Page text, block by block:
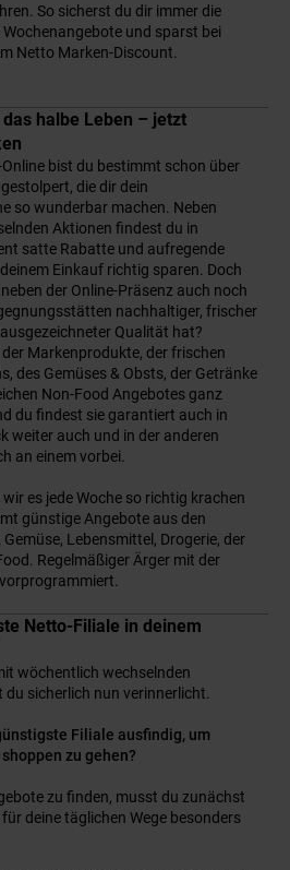
So sicherst du dir immer die
und sparst bei
Netto Marken-Discount.
halbe Leben – jetzt
bist du bestimmt schon über
die dir dein
so wunderbar machen. Neben
Aktionen findest du in
satte Rabatte und aufregende
Einkauf richtig sparen. Doch
der Online-Präsenz auch noch
nachhaltiger, frischer
Qualität hat?
der Markenprodukte, der frischen
des Gemüses & Obsts, der Getränke
Non-Food Angebotes ganz
du findest sie garantiert auch in
weiter auch und in der anderen
an einem vorbei.
wir es jede Woche so richtig krachen
günstige Angebote aus den
Lebensmittel, Drogerie, der
Regelmäßiger Ärger mit der
Netto-Filiale in deinem
wöchentlich wechselnden
sicherlich nun verinnerlicht.
Filiale ausfindig, um
zu gehen?
zu finden, musst du zunächst
deine täglichen Wege besonders